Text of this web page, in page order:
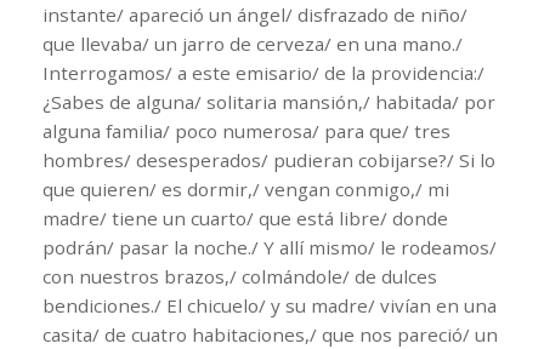
instante/ apareció un ángel/ disfrazado de niño/
que llevaba/ un jarro de cerveza/ en una mano./
Interrogamos/ a este emisario/ de la providencia:/
¿Sabes de alguna/ solitaria mansión,/ habitada/ por
alguna familia/ poco numerosa/ para que/ tres
hombres/ desesperados/ pudieran cobijarse?/ Si lo
que quieren/ es dormir,/ vengan conmigo,/ mi
madre/ tiene un cuarto/ que está libre/ donde
podrán/ pasar la noche./ Y allí mismo/ le rodeamos/
con nuestros brazos,/ colmándole/ de dulces
bendiciones./ El chicuelo/ y su madre/ vivían en una
casita/ de cuatro habitaciones,/ que nos pareció/ un